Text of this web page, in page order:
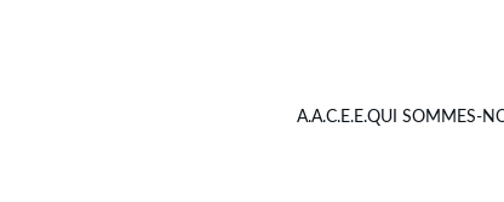
A.A.C.E.E.QUI SOMMES-